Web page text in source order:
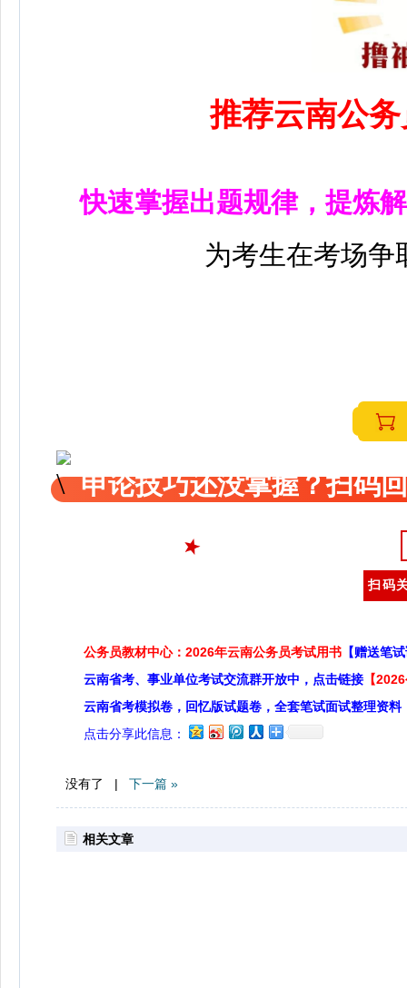
推荐云南公
快速掌握出题规律，提炼
为考生在考场争
申论技巧还没掌握？扫码
扫码
公务员教材中心：2026年云南公务员考试用书 【赠送笔
云南省考、事业单位考试交流群开放中，点击链接 【
云南省考模拟卷，回忆版试题卷，全套笔试面试整理资料
点击分享此信息：
没有了 | 下一篇 »
相关文章